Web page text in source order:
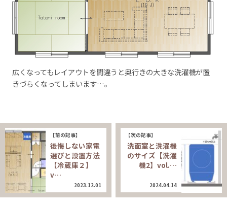
広くなってもレイアウトを間違うと奥行きの大きな洗濯機が置
きづらくなってしまいます…。
【前の記事】
後悔しない家電
選びと設置方法
【冷蔵庫２】
v…
2023.12.01
【次の記事】
洗面室と洗濯機
のサイズ【洗濯
機2】vol.…
2024.04.14